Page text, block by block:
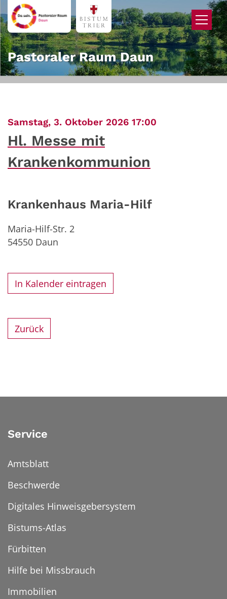
Zum Inhalt springen
Pastoraler Raum Daun
Samstag, 3. Oktober 2026 17:00
Hl. Messe mit
Krankenkommunion
Krankenhaus Maria-Hilf
Maria-Hilf-Str. 2
54550 Daun
In Kalender eintragen
Zurück
Service
Amtsblatt
Beschwerde
Digitales Hinweisgebersystem
Bistums-Atlas
Fürbitten
Hilfe bei Missbrauch
Immobilien